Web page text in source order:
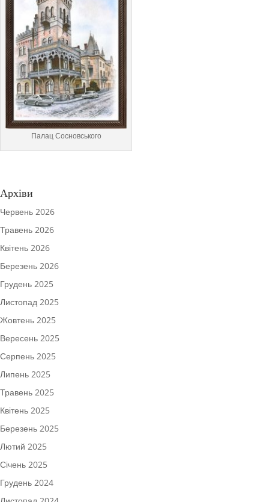
Палац Сосновського
Архіви
Червень 2026
Травень 2026
Квітень 2026
Березень 2026
Грудень 2025
Листопад 2025
Жовтень 2025
Вересень 2025
Серпень 2025
Липень 2025
Травень 2025
Квітень 2025
Березень 2025
Лютий 2025
Січень 2025
Грудень 2024